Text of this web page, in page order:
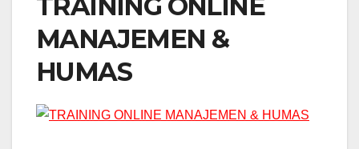
TRAINING ONLINE
MANAJEMEN &
HUMAS